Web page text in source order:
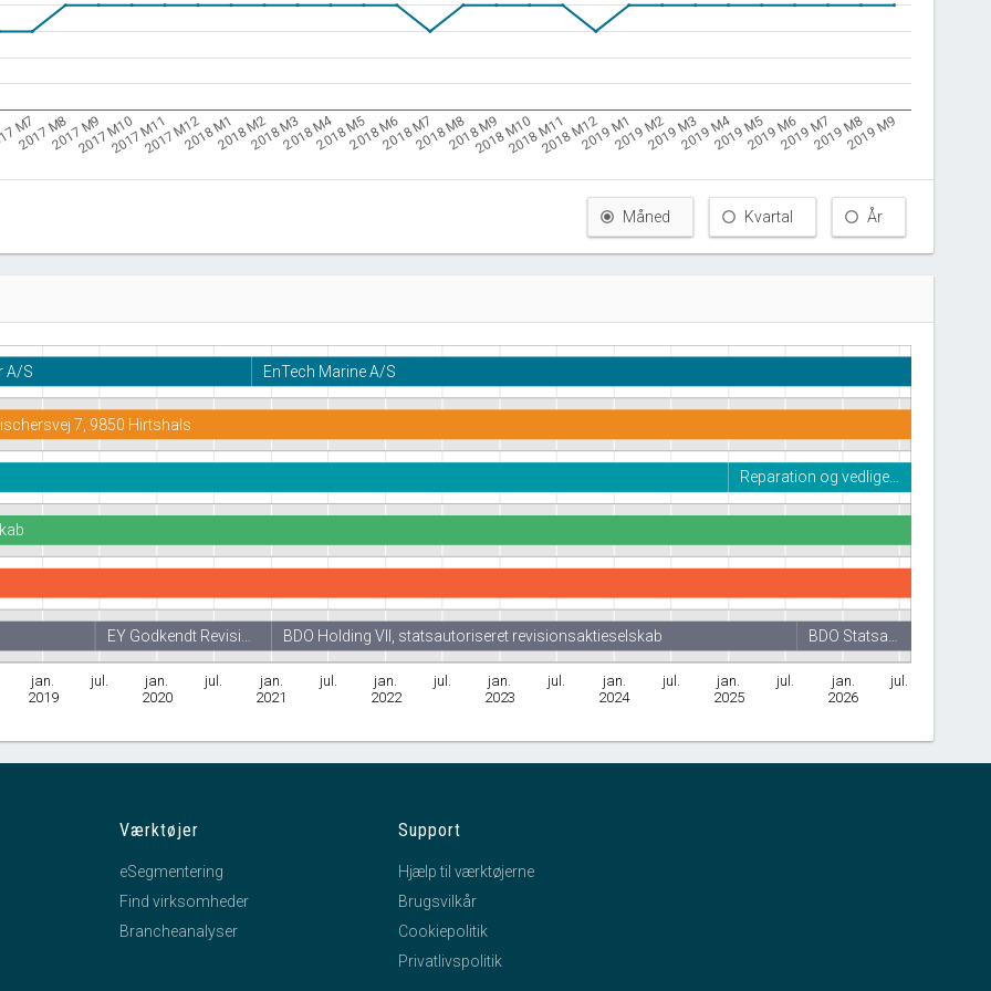
M7
2017 M82017 M92017 M102017 M112017 M122018 M12018 M22018 M32018 M42018 M52018 M62018 M72018 M82018 M92018 M102018 M112018 M122019 M12019 M22019 M32019 M42019 M52019 M62019 M72019 M82019 M9
Måned Kvartal År
jan.
2019
jul.
jan.
2020
jul.
jan.
2021
jul.
jan.
2022
jul.
jan.
2023
jul.
jan.
2024
jul.
jan.
2025
jul.
jan.
2026
jul.
A/S EnTech Marine A/S
7, 9850 Hirtshals
Reparation og vedlige…
BDO Holding VII, statsautoriseret revisionsaktieselskab
EY Godkendt Revisi… BDO Statsa…
Værktøjer
eSegmentering
Find virksomheder
Brancheanalyser
Support
Hjælp til værktøjerne
Brugsvilkår
Cookiepolitik
Privatlivspolitik